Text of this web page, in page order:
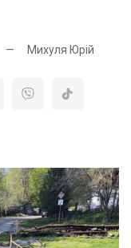
— Михуля Юрій